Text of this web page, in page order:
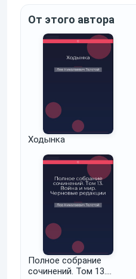
От этого автора
Ходынка
Полное собрание
сочинений. Том 13.